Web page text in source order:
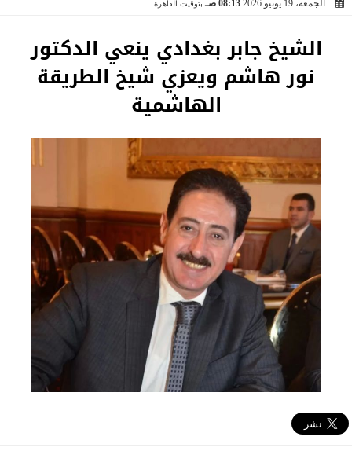
الجمعة، 19 يونيو 2026
08:13 صـ بتوقيت القاهرة
الشيخ جابر بغدادي ينعي الدكتور
نور هاشم ويعزي شيخ الطريقة
الهاشمية